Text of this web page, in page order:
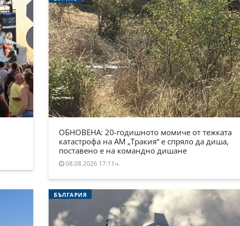
ОБНОВЕНА: 20-годишното момиче от тежката
катастрофа на АМ „Тракия“ е спряло да диша,
поставено е на командно дишане
08.08.2026 17:11ч.
БЪЛГАРИЯ